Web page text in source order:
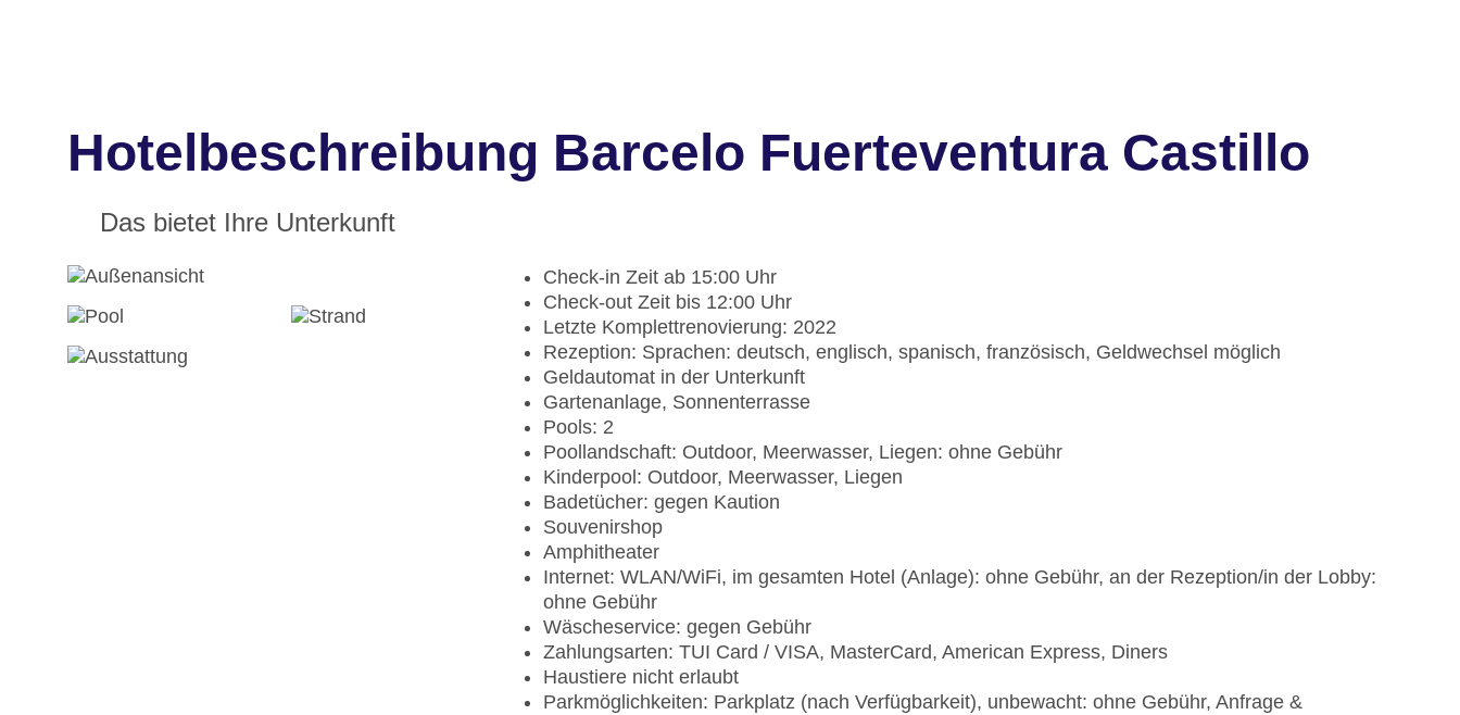
Hotelbeschreibung Barcelo Fuerteventura Castillo
Das bietet Ihre Unterkunft
Check-in Zeit ab 15:00 Uhr
Check-out Zeit bis 12:00 Uhr
Letzte Komplettrenovierung: 2022
Rezeption: Sprachen: deutsch, englisch, spanisch, französisch, Geldwechsel möglich
Geldautomat in der Unterkunft
Gartenanlage, Sonnenterrasse
Pools: 2
Poollandschaft: Outdoor, Meerwasser, Liegen: ohne Gebühr
Kinderpool: Outdoor, Meerwasser, Liegen
Badetücher: gegen Kaution
Souvenirshop
Amphitheater
Internet: WLAN/WiFi, im gesamten Hotel (Anlage): ohne Gebühr, an der Rezeption/in der Lobby:
ohne Gebühr
Wäscheservice: gegen Gebühr
Zahlungsarten: TUI Card / VISA, MasterCard, American Express, Diners
Haustiere nicht erlaubt
Parkmöglichkeiten: Parkplatz (nach Verfügbarkeit), unbewacht: ohne Gebühr, Anfrage &